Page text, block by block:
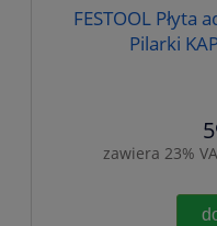
FESTOOL Płyta
Pilarki
zawiera 23%